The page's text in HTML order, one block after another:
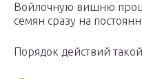
Войлочную вишню
семян сразу на
Порядок действий